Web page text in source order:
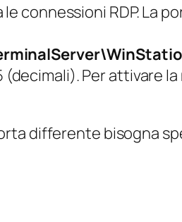
connessioni RDP. La
Per attivare
differente bisogna